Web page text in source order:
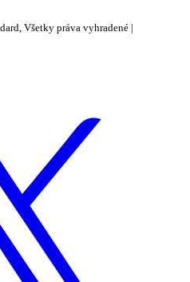
Všetky práva vyhradené |